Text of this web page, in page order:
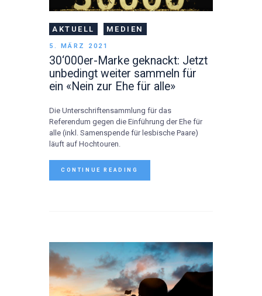
AKTUELL MEDIEN
5. MÄRZ 2021
30‘000er-Marke geknackt: Jetzt
unbedingt weiter sammeln für
ein «Nein zur Ehe für alle»
Die Unterschriftensammlung für das
Referendum gegen die Einführung der Ehe für
alle (inkl. Samenspende für lesbische Paare)
läuft auf Hochtouren.
CONTINUE READING